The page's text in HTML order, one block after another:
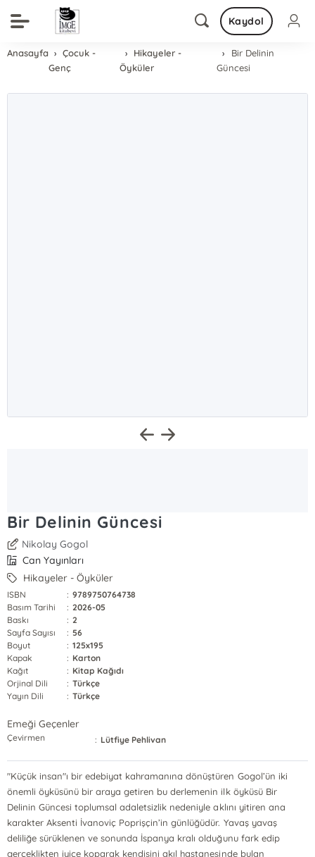
Kaydol
Anasayfa
Çocuk -
Genç
Hikayeler -
Öyküler
Bir Delinin
Güncesi
Bir Delinin Güncesi
Nikolay Gogol
Can Yayınları
Hikayeler - Öyküler
ISBN : 9789750764738
Basım Tarihi
: 2026-05
Baskı
: 2
Sayfa Sayısı
: 56
Boyut
: 125x195
Kapak
: Karton
Kağıt
: Kitap Kağıdı
Orjinal Dili
: Türkçe
Yayın Dili
: Türkçe
Emeği Geçenler
Çevirmen : Lütfiye Pehlivan
"Küçük insan"ı bir edebiyat kahramanına dönüştüren Gogol’ün iki
önemli öyküsünü bir araya getiren bu derlemenin ilk öyküsü Bir
Delinin Güncesi toplumsal adaletsizlik nedeniyle aklını yitiren ana
karakter Aksenti İvanoviç Poprişçin’in günlüğüdür. Yavaş yavaş
deliliğe sürüklenen ve sonunda İspanya kralı olduğunu fark edip
gerçeklikten iyice koparak kendisini akıl hastanesinde bulan